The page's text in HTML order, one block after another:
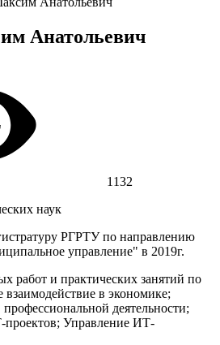
Анатольевич
1132
наук
РГРТУ по направлению
управление" в 2019г.
работ и практических занятий по
в экономике;
деятельности;
Управление ИТ-